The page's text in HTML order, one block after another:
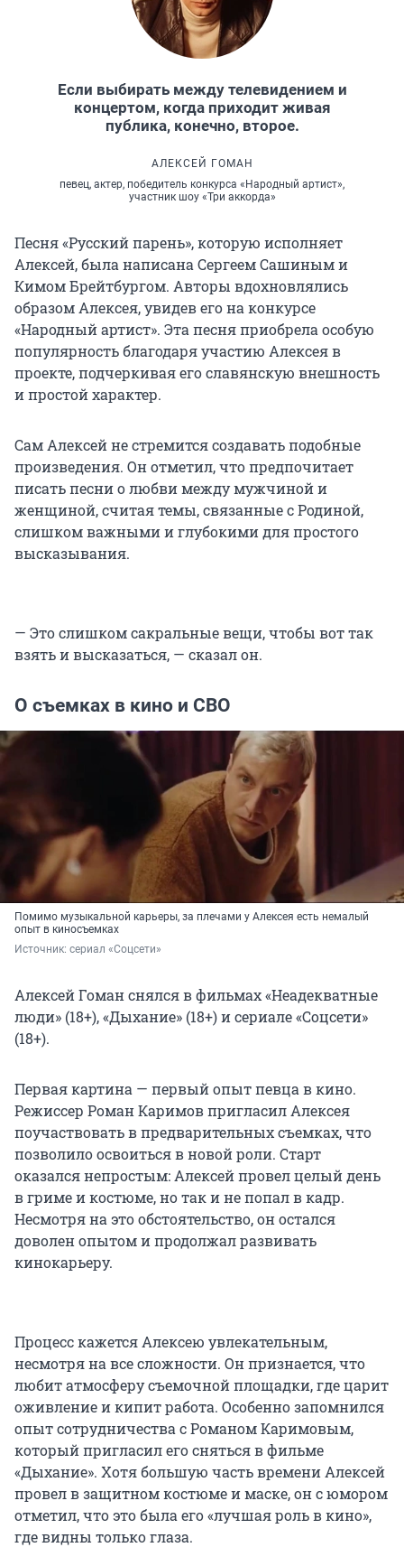
Если выбирать между телевидением и
концертом, когда приходит живая
публика, конечно, второе.
АЛЕКСЕЙ ГОМАН
певец, актер, победитель конкурса «Народный артист»,
участник шоу «Три аккорда»
Песня «Русский парень», которую исполняет
Алексей, была написана Сергеем Сашиным и
Кимом Брейтбургом. Авторы вдохновлялись
образом Алексея, увидев его на конкурсе
«Народный артист». Эта песня приобрела особую
популярность благодаря участию Алексея в
проекте, подчеркивая его славянскую внешность
и простой характер.
Сам Алексей не стремится создавать подобные
произведения. Он отметил, что предпочитает
писать песни о любви между мужчиной и
женщиной, считая темы, связанные с Родиной,
слишком важными и глубокими для простого
высказывания.
— Это слишком сакральные вещи, чтобы вот так
взять и высказаться, — сказал он.
О съемках в кино и СВО
Помимо музыкальной карьеры, за плечами у Алексея есть немалый
опыт в киносъемках
Источник: сериал «Соцсети»
Алексей Гоман снялся в фильмах «Неадекватные
люди» (18+), «Дыхание» (18+) и сериале «Соцсети»
(18+).
Первая картина — первый опыт певца в кино.
Режиссер Роман Каримов пригласил Алексея
поучаствовать в предварительных съемках, что
позволило освоиться в новой роли. Старт
оказался непростым: Алексей провел целый день
в гриме и костюме, но так и не попал в кадр.
Несмотря на это обстоятельство, он остался
доволен опытом и продолжал развивать
кинокарьеру.
Процесс кажется Алексею увлекательным,
несмотря на все сложности. Он признается, что
любит атмосферу съемочной площадки, где царит
оживление и кипит работа. Особенно запомнился
опыт сотрудничества с Романом Каримовым,
который пригласил его сняться в фильме
«Дыхание». Хотя большую часть времени Алексей
провел в защитном костюме и маске, он с юмором
отметил, что это была его «лучшая роль в кино»,
где видны только глаза.